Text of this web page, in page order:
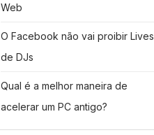
Web
O Facebook não vai proibir Lives
de DJs
Qual é a melhor maneira de
acelerar um PC antigo?